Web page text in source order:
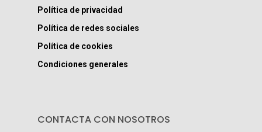
Política de privacidad
Política de redes sociales
Política de cookies
Condiciones generales
CONTACTA CON NOSOTROS